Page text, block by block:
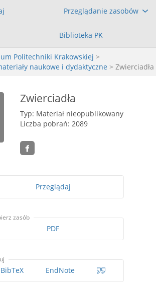
Przeglądanie zasobów
Biblioteka PK
Politechniki Krakowskiej >
naukowe i dydaktyczne > Zwierciadła
Zwierciadła
Typ: Materiał nieopublikowany
Liczba pobrań: 2089
Przeglądaj
zasób
PDF
BibTeX EndNote